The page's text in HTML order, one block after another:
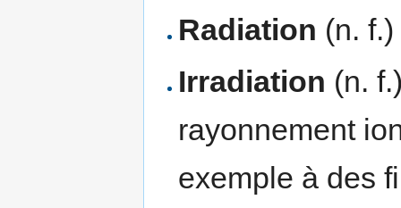
Radiation (n.
Irradiation (n.
rayonnement
exemple à des